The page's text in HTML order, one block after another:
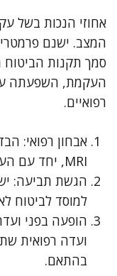
אחוזי הנכות בשל
המצב. ישנם
סמך תקנות
העקמת, השפעתה על
רפואיים.
אבחון רפואי:
MRI, יחד עם הערכה פיזית על ידי רופא מומחה.
הגשת תביעה:
למוסד לביטוח
הופעה בפני
ועדה רפואית
בהתאם.